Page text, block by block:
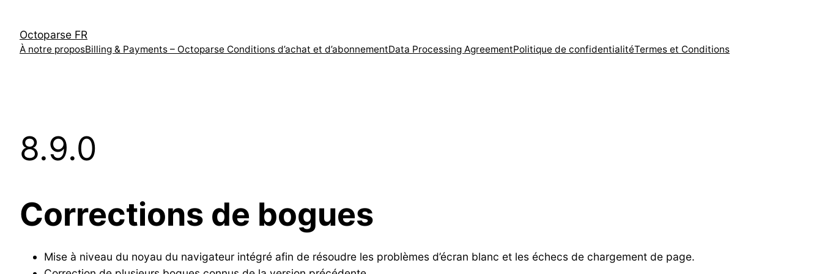
Octoparse FR
À notre proposBilling & Payments – Octoparse Conditions d’achat et d’abonnementData Processing AgreementPolitique de confidentialitéTermes et Conditions
8.9.0
Corrections de bogues
Mise à niveau du noyau du navigateur intégré afin de résoudre les problèmes d’écran blanc et les échecs de chargement de page.